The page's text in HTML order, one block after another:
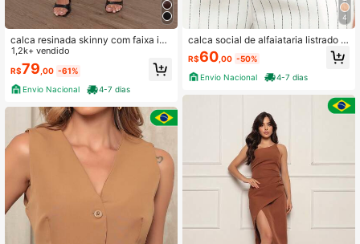
calca resinada skinny com faixa im
portado
1,2k+ vendido
R$79,00 -61%
Envio Nacional
4-7 dias
4
calca social de alfaiataria listrado c
om cinto
R$60 ,00 -50%
Envio Nacional
4-7 dias